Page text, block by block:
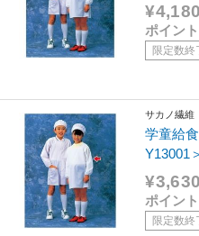
¥4,180
ポイン
限定数終
サカノ繊維
学童給
Y13001＞
¥3,630
ポイン
限定数終